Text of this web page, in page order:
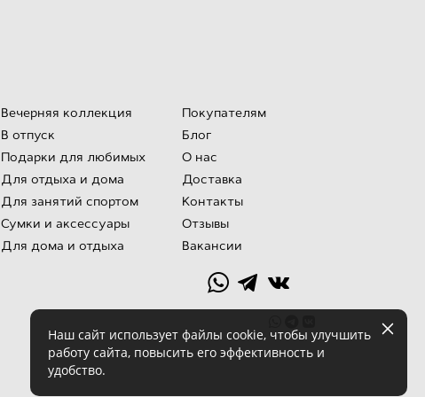
Вечерняя коллекция
В отпуск
Подарки для любимых
Для отдыха и дома
Для занятий спортом
Сумки и аксессуары
Для дома и отдыха
Покупателям
Блог
О нас
Доставка
Контакты
Отзывы
Вакансии
Наш сайт использует файлы cookie, чтобы улучшить
работу сайта, повысить его эффективность и
удобство.